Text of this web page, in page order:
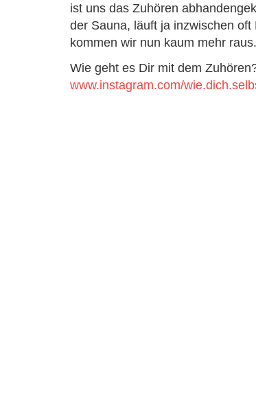
ist uns das Zuhören
der Sauna, läuft ja inzwischen
kommen wir nun kaum mehr raus.
Wie geht es Dir mit dem
www.instagram.com/